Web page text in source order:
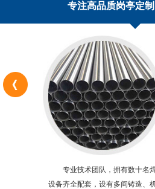
专注高品质岗亭定
专业技术团队，拥有数十名
设备齐全配套，设有多间铸造、